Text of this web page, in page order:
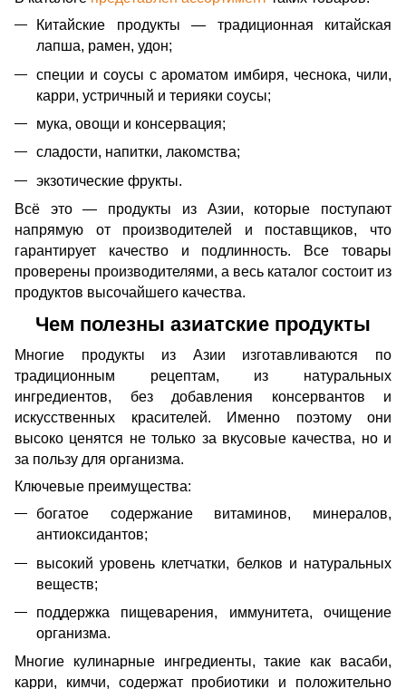
Китайские продукты — традиционная китайская
лапша, рамен, удон;
специи и соусы с ароматом имбиря, чеснока, чили,
карри, устричный и терияки соусы;
мука, овощи и консервация;
сладости, напитки, лакомства;
экзотические фрукты.
Всё это — продукты из Азии, которые поступают
напрямую от производителей и поставщиков, что
гарантирует качество и подлинность. Все товары
проверены производителями, а весь каталог состоит из
продуктов высочайшего качества.
Чем полезны азиатские продукты
Многие продукты из Азии изготавливаются по
традиционным рецептам, из натуральных
ингредиентов, без добавления консервантов и
искусственных красителей. Именно поэтому они
высоко ценятся не только за вкусовые качества, но и
за пользу для организма.
Ключевые преимущества:
богатое содержание витаминов, минералов,
антиоксидантов;
высокий уровень клетчатки, белков и натуральных
веществ;
поддержка пищеварения, иммунитета, очищение
организма.
Многие кулинарные ингредиенты, такие как васаби,
карри, кимчи, содержат пробиотики и положительно